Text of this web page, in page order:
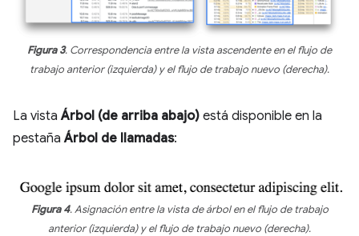
Figura 3. Correspondencia entre la vista ascendente en el flujo de
trabajo anterior (izquierda) y el flujo de trabajo nuevo (derecha).
La vistaÁrbol (de arriba abajo) está disponible en la
pestañaÁrbol de llamadas:
Figura 4. Asignación entre la vista de árbol en el flujo de trabajo
anterior (izquierda) y el flujo de trabajo nuevo (derecha).